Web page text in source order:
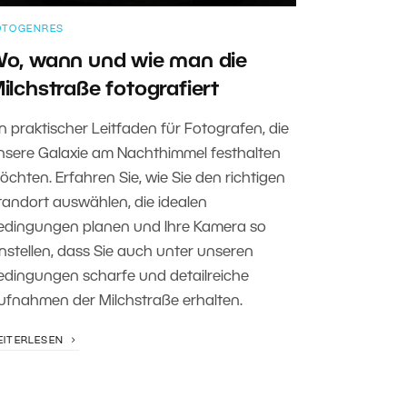
wann und wie man die
fotografiert
praktischer Leitfaden für Fotografen, die
Galaxie am Nachthimmel festhalten
Erfahren Sie, wie Sie den richtigen
auswählen, die idealen
planen und Ihre Kamera so
dass Sie auch unter unseren
scharfe und detailreiche
der Milchstraße erhalten.